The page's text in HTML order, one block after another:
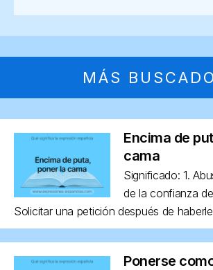
MÁS
Encima de
cama
Significado: 1.
de la confianza
Solicitar una petición después de
Ponerse